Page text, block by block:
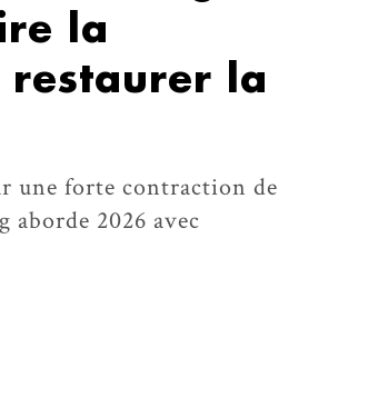
la
la
une forte contraction de
aborde 2026 avec